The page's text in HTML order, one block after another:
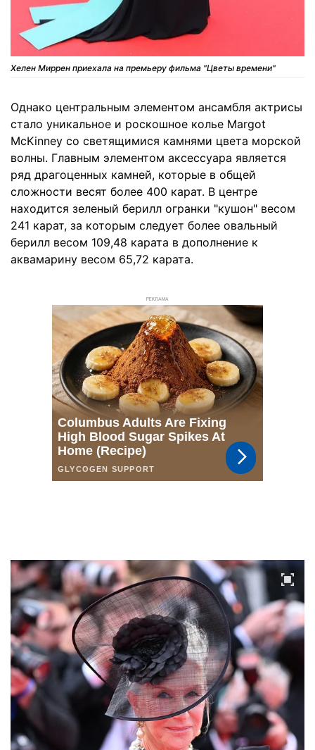
Хелен Миррен приехала на премьеру фильма "Цветы времени"
Однако центральным элементом ансамбля актрисы
стало уникальное и роскошное колье Margot
McKinney со светящимися камнями цвета морской
волны. Главным элементом аксессуара является
ряд драгоценных камней, которые в общей
сложности весят более 400 карат. В центре
находится зеленый берилл огранки "кушон" весом
241 карат, за которым следует более овальный
берилл весом 109,48 карата в дополнение к
аквамарину весом 65,72 карата.
РЕКЛАМА